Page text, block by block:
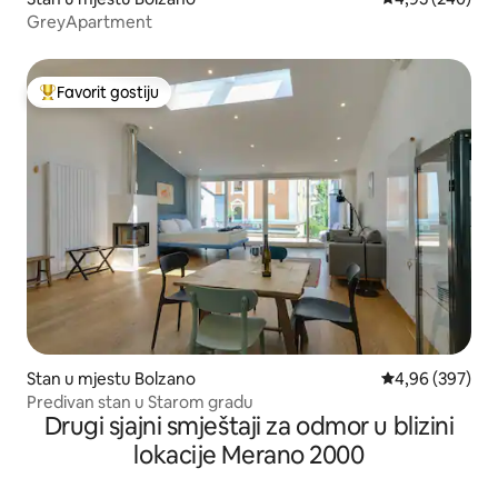
GreyApartment
Glavni favorit gostiju
Favorit gostiju
Stan u mjestu Bolzano prosječna
4,96 (397)
Predivan stan u Starom gradu
Drugi sjajni smještaji za odmor u blizini
lokacije Merano 2000